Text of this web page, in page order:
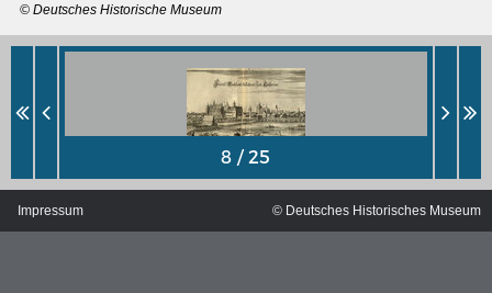
MERIANS DEUTSCHLAND 1642 - 1654
Interaktive Karte
© Deutsches Historische Museum
Impressum © Deutsches Historisches Museum